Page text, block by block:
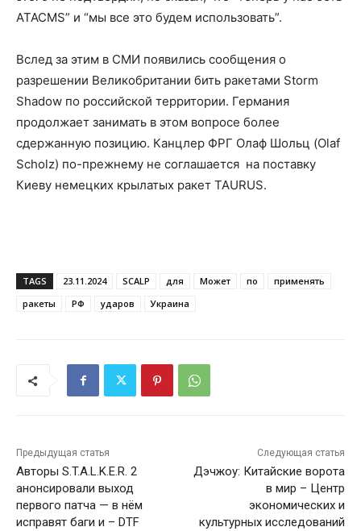
ATACMS” и “мы все это будем использовать”.
Вслед за этим в СМИ появились сообщения о
разрешении Великобритании бить ракетами Storm
Shadow по российской территории. Германия
продолжает занимать в этом вопросе более
сдержанную позицию. Канцлер ФРГ Олаф Шольц (Olaf
Scholz) по-прежнему не соглашается на поставку
Киеву немецких крылатых ракет TAURUS.
TAGS 23.11.2024 SCALP для Может по
применять
ракеты
РФ ударов Украина
Предыдущая статья
Авторы S.T.A.L.K.E.R. 2
анонсировали выход
первого патча — в нём
исправят баги и – DTF
Следующая статья
Дэчжоу: Китайские ворота
в мир – Центр
экономических и
культурных исследований